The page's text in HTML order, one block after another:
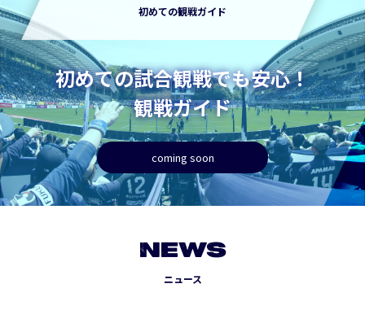
初めての観戦ガイド
初めての試合観戦でも安心！
観戦ガイド
coming soon
NEWS
ニュース